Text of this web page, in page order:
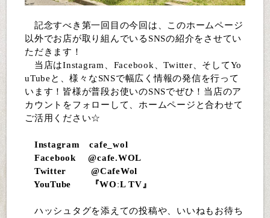
記念すべき第一回目の今回は、このホームページ
以外でお店が取り組んでいるSNSの紹介をさせてい
ただきます！
当店はInstagram、Facebook、Twitter、そしてYo
uTubeと、様々なSNSで幅広く情報の発信を行って
います！皆様が普段お使いのSNSでぜひ！当店のア
カウントをフォローして、ホームページと合わせて
ご活用ください☆
Instagram cafe_wol
Facebook @cafe.WOL
Twitter @CafeWol
YouTube 『WOːL TV』
ハッシュタグを添えての投稿や、いいねもお待ち